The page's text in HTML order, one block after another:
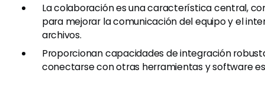
La colaboración es una característica central,
para mejorar la comunicación del equipo y el
archivos.
Proporcionan capacidades de integración
conectarse con otras herramientas y software